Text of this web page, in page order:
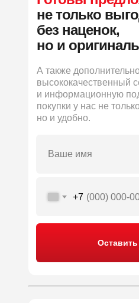
не только
без наценок,
но и
А также
высококачественный
и информационную
покупки у нас не
но и удобно.
+7
Оставить